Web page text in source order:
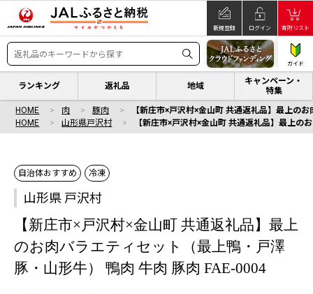
新規登録 ログイン 寄附リスト
ガイド
ランキング 返礼品 地域
キャンペーン・
特集
HOME 肉 豚肉
【新庄市×戸沢村×金山町 共通返礼品】最上の
HOME
山形県戸沢村 【新庄市×戸沢村×金山町 共通返礼品】最上
自治体おすすめ 冷凍
山形県 戸沢村
【新庄市×戸沢村×金山町 共通返礼品】最上
のお肉バラエティセット（最上鴨・戸澤
豚・山形牛） 鴨肉 牛肉 豚肉 FAE-0004